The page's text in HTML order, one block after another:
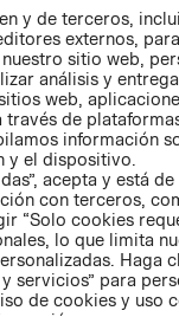
y de terceros,
externos,
sitio web,
análisis y
web,
de
información
y el dispositivo.
acepta y está
con terceros,
“Solo cookies
lo que limita
Haga
servicios” para
de cookies y uso